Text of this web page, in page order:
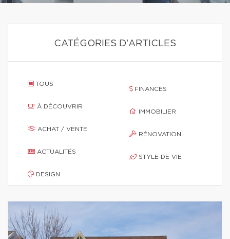
CATÉGORIES D'ARTICLES
TOUS
À DÉCOUVRIR
ACHAT / VENTE
ACTUALITÉS
DESIGN
FINANCES
IMMOBILIER
RÉNOVATION
STYLE DE VIE